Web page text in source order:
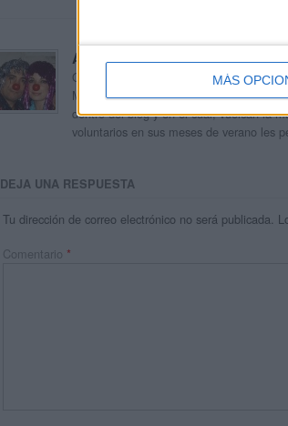
MÁS
Acerca de orientacionandujar
Orientación Andújar no es solo un blog,
Maribel, que además de ser pareja, son
dentro del blog y en el cual, vuelcan la
voluntarios en sus meses de verano les
DEJA UNA RESPUESTA
Tu dirección de correo electrónico no será publicada.
Comentario *